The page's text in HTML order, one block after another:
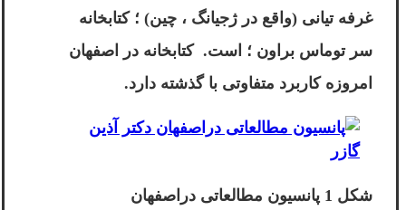
غرفه تیانی (واقع در ژجیانگ ، چین) ؛ کتابخانه
سر توماس براون ؛ است.کتابخانه در اصفهان
امروزه کاربرد متفاوتی با گذشته دارد.
شکل 1 پانسیون مطالعاتی دراصفهان